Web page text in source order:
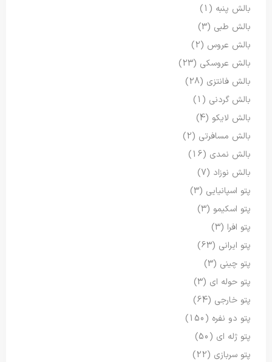
بالش پنبه (1)
بالش طبی (3)
بالش عروس (2)
بالش عروسکی (23)
بالش فانتزی (28)
بالش گردنی (1)
بالش لایکو (4)
بالش مسافرتی (2)
بالش نمدی (16)
بالش نوزاد (7)
پتو اسپانیایی (3)
پتو اسکیمو (3)
پتو افرا (3)
پتو ایرانی (63)
پتو چینی (3)
پتو حوله ای (3)
پتو خارجی (64)
پتو دو نفره (150)
پتو ژله ای (50)
پتو سربازی (22)